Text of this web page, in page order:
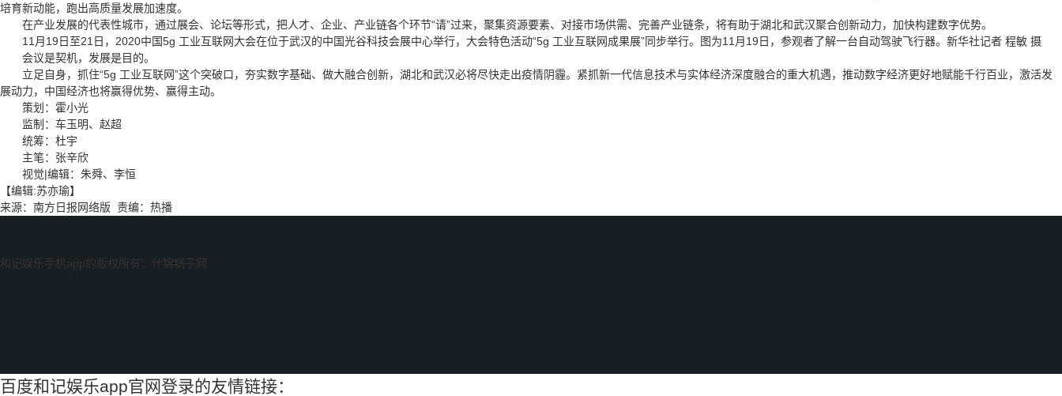
培育新动能，跑出高质量发展加速度。
在产业发展的代表性城市，通过展会、论坛等形式，把人才、企业、产业链各个环节“请”过来，聚集资源要素、对接市场供需、完善产业链条，将有助于湖北和武汉聚合创新动力，加快构建数字优势。
11月19日至21日，2020中国5g 工业互联网大会在位于武汉的中国光谷科技会展中心举行，大会特色活动“5g 工业互联网成果展”同步举行。图为11月19日，参观者了解一台自动驾驶飞行器。新华社记者 程敏 摄
会议是契机，发展是目的。
立足自身，抓住“5g 工业互联网”这个突破口，夯实数字基础、做大融合创新，湖北和武汉必将尽快走出疫情阴霾。紧抓新一代信息技术与实体经济深度融合的重大机遇，推动数字经济更好地赋能千行百业，激活发
展动力，中国经济也将赢得优势、赢得主动。
策划：霍小光
监制：车玉明、赵超
统筹：杜宇
主笔：张辛欣
视觉|编辑：朱舜、李恒
【编辑:苏亦瑜】
来源：南方日报网络版 责编：热播
和记娱乐手机app的版权所有：什锦锅子网
百度和记娱乐app官网登录的友情链接：